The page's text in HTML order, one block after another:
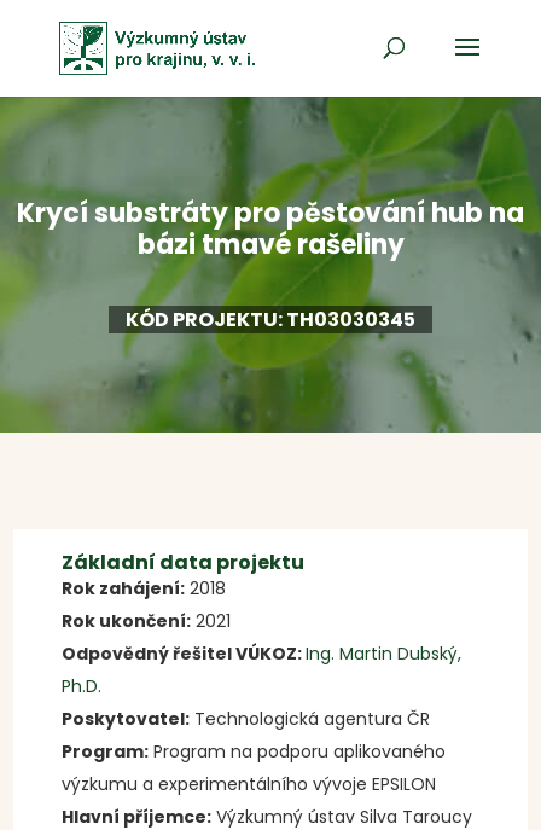
Krycí substráty pro pěstování hub na
bázi tmavé rašeliny
KÓD PROJEKTU: TH03030345
Základní data projektu
Rok zahájení: 2018
Rok ukončení: 2021
Odpovědný řešitel VÚKOZ:Ing. Martin Dubský,
Ph.D.
Poskytovatel: Technologická agentura ČR
Program: Program na podporu aplikovaného
výzkumu a experimentálního vývoje EPSILON
Hlavní příjemce: Výzkumný ústav Silva Taroucy